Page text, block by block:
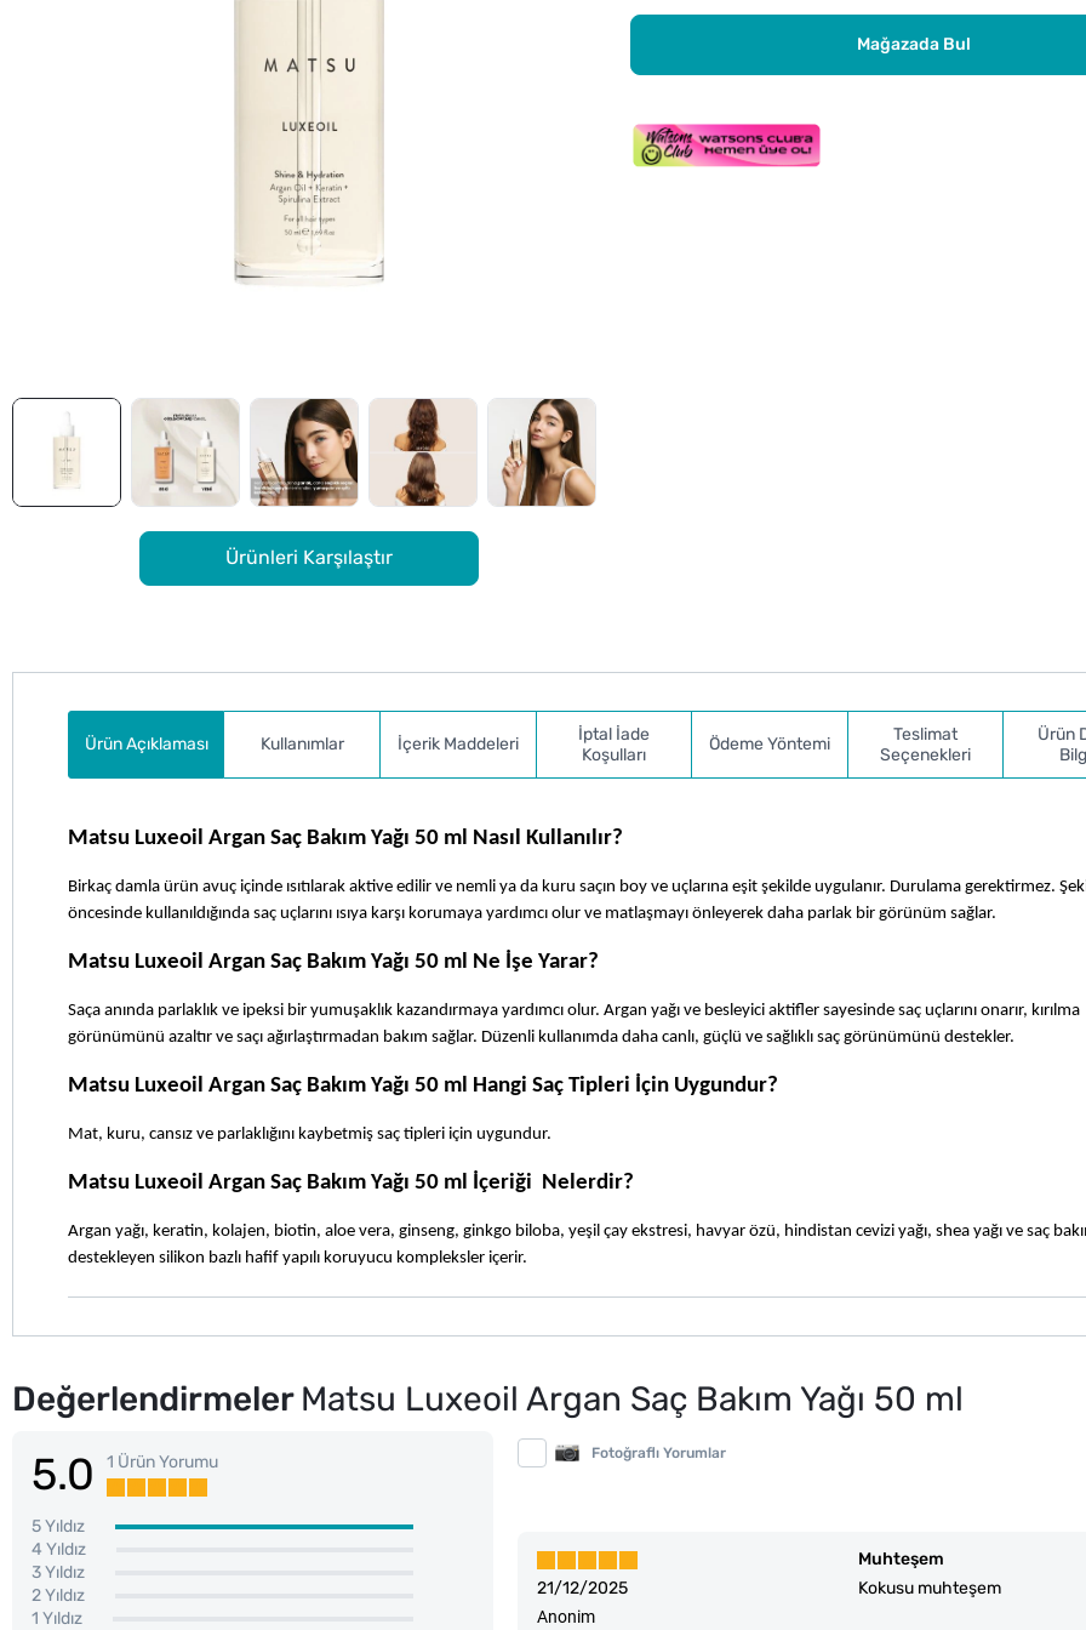
Ürünleri Karşılaştır
Mağazada Bul
Ürün Açıklaması Kullanımlar İçerik Maddeleri
İptal İade
Koşulları
Ödeme Yöntemi
Teslimat
Seçenekleri
Ürün
Matsu Luxeoil Argan Saç Bakım Yağı 50 ml Nasıl Kullanılır?
Birkaç damla ürün avuç içinde ısıtılarak aktive edilir ve nemli ya da kuru saçın boy ve uçlarına eşit şekilde uygulanır. Durulama gerektirmez.
öncesinde kullanıldığında saç uçlarını ısıya karşı korumaya yardımcı olur ve matlaşmayı önleyerek daha parlak bir görünüm sağlar.
Matsu Luxeoil Argan Saç Bakım Yağı 50 ml Ne İşe Yarar?
Saça anında parlaklık ve ipeksi bir yumuşaklık kazandırmaya yardımcı olur. Argan yağı ve besleyici aktifler sayesinde saç uçlarını onarır, kırılma
görünümünü azaltır ve saçı ağırlaştırmadan bakım sağlar. Düzenli kullanımda daha canlı, güçlü ve sağlıklı saç görünümünü destekler.
Matsu Luxeoil Argan Saç Bakım Yağı 50 ml Hangi Saç Tipleri İçin Uygundur?
Mat, kuru, cansız ve parlaklığını kaybetmiş saç tipleri için uygundur.
Matsu Luxeoil Argan Saç Bakım Yağı 50 ml İçeriği  Nelerdir?
Argan yağı, keratin, kolajen, biotin, aloe vera, ginseng, ginkgo biloba, yeşil çay ekstresi, havyar özü, hindistan cevizi yağı, shea yağı ve saç
destekleyen silikon bazlı hafif yapılı koruyucu kompleksler içerir.
Değerlendirmeler Matsu Luxeoil Argan Saç Bakım Yağı 50 ml
5.0 1 Ürün Yorumu
5 Yıldız
4 Yıldız
3 Yıldız
2 Yıldız
1 Yıldız
Fotoğraflı Yorumlar
21/12/2025
Muhteşem
Kokusu muhteşem
Anonim